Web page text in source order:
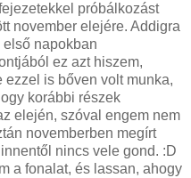
próbálkozást
november elejére. Addigra
első napokban
ez azt hiszem,
is bőven volt munka,
korábbi részek
elején, szóval engem nem
novemberben megírt
nincs vele gond. :D
a fonalat, és lassan, ahogy